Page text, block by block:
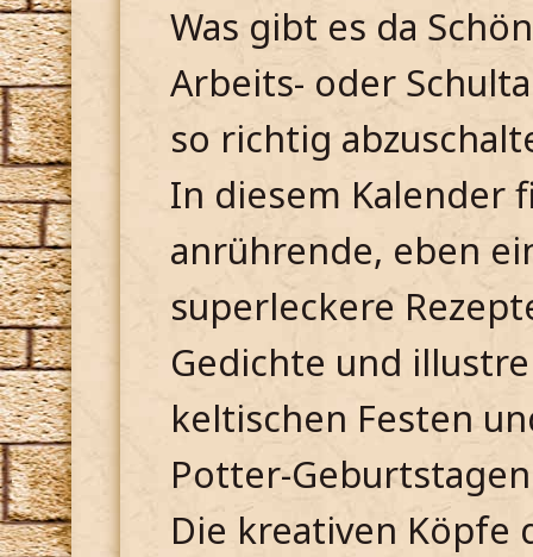
Was gibt es da
Arbeits- oder
so richtig
In diesem Kalender
anrührende, eben
superleckere
Gedichte und
keltischen Festen
Potter-
Die kreativen Köpfe